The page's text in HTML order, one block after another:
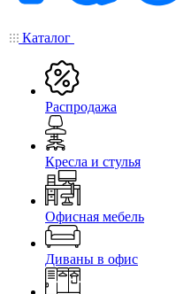
Каталог
Распродажа
Кресла и стулья
Офисная мебель
Диваны в офис